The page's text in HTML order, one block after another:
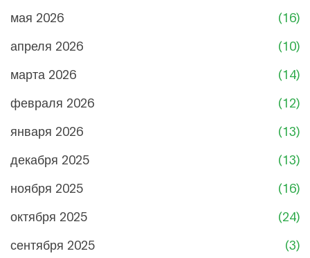
мая 2026
(16)
апреля 2026
(10)
марта 2026
(14)
февраля 2026
(12)
января 2026
(13)
декабря 2025
(13)
ноября 2025
(16)
октября 2025
(24)
сентября 2025
(3)